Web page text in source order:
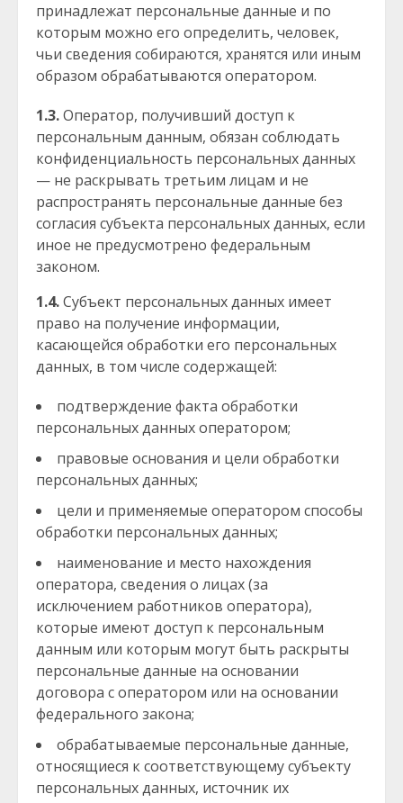
принадлежат персональные данные и по
которым можно его определить, человек,
чьи сведения собираются, хранятся или иным
образом обрабатываются оператором.
1.3.Оператор, получивший доступ к
персональным данным, обязан соблюдать
конфиденциальность персональных данных
— не раскрывать третьим лицам и не
распространять персональные данные без
согласия субъекта персональных данных, если
иное не предусмотрено федеральным
законом.
1.4.Субъект персональных данных имеет
право на получение информации,
касающейся обработки его персональных
данных, в том числе содержащей:
подтверждение факта обработки
персональных данных оператором;
правовые основания и цели обработки
персональных данных;
цели и применяемые оператором способы
обработки персональных данных;
наименование и место нахождения
оператора, сведения о лицах (за
исключением работников оператора),
которые имеют доступ к персональным
данным или которым могут быть раскрыты
персональные данные на основании
договора с оператором или на основании
федерального закона;
обрабатываемые персональные данные,
относящиеся к соответствующему субъекту
персональных данных, источник их